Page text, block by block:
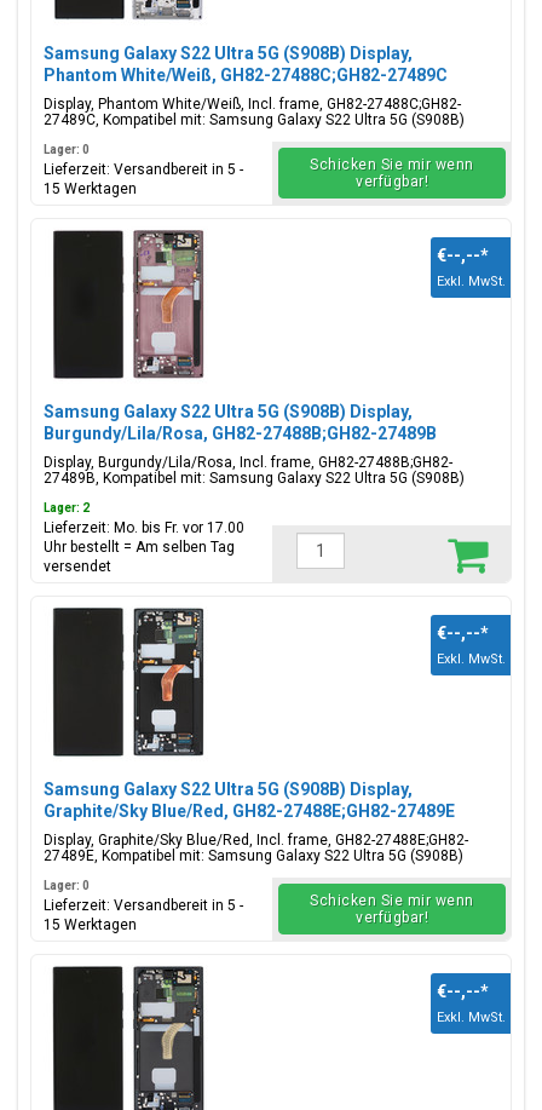
Samsung Galaxy S22 Ultra 5G (S908B) Display,
Phantom White/Weiß, GH82-27488C;GH82-27489C
Display, Phantom White/Weiß, Incl. frame, GH82-27488C;GH82-
27489C, Kompatibel mit: Samsung Galaxy S22 Ultra 5G (S908B)
Lager: 0
Lieferzeit: Versandbereit in 5 -
15 Werktagen
Schicken Sie mir wenn
verfügbar!
Samsung Galaxy S22 Ultra 5G (S908B) Display,
Burgundy/Lila/Rosa, GH82-27488B;GH82-27489B
Display, Burgundy/Lila/Rosa, Incl. frame, GH82-27488B;GH82-
27489B, Kompatibel mit: Samsung Galaxy S22 Ultra 5G (S908B)
€--,--*
Exkl. MwSt.
Lager: 2
Lieferzeit: Mo. bis Fr. vor 17.00
Uhr bestellt = Am selben Tag
versendet
Samsung Galaxy S22 Ultra 5G (S908B) Display,
Graphite/Sky Blue/Red, GH82-27488E;GH82-27489E
Display, Graphite/Sky Blue/Red, Incl. frame, GH82-27488E;GH82-
27489E, Kompatibel mit: Samsung Galaxy S22 Ultra 5G (S908B)
€--,--*
Exkl. MwSt.
Lager: 0
Lieferzeit: Versandbereit in 5 -
15 Werktagen
Schicken Sie mir wenn
verfügbar!
€--,--*
Exkl. MwSt.